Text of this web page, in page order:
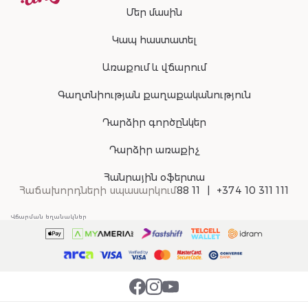
Մեր մասին
Կապ հաստատել
Առաքում և վճարում
Գաղտնիության քաղաքականություն
Դարձիր գործընկեր
Դարձիր առաքիչ
Հանրային օֆերտա
Հաճախորդների սպասարկում88 11 +374 10 311 111
Վճարման եղանակներ